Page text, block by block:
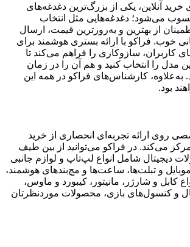
آنلاین، یکی از بزرگ‌ترین دغدغه‌های
می‌شود؛ دغدغه‌هایی مثل انتخاب
از بهترین و به‌روزترین قیمت، ارسال
خوب. فراکو با ارائه بستری هوشمند برای
کاربران، سازوکاری را فراهم می‌کند تا
مدل را انتخاب کنید و هم آن را در زمان
به‌علاوه، کارشناس‌های فراکو در همه این
بود.
روی ارائه تجربه‌ای انحصاری از خرید
می‌کند. در فراکو می‌توانید از بین طیف
دیجیتال شامل انواع لپ‌تاپ و لوازم جانبی
و تبلت‌ها، ساعت‌ها و مچ‌بندهای هوشمند،
کابل و شارژر، مانیتور، کیبورد و ماوس،
و کنسول‌های بازی، محصولات موردنظرتان